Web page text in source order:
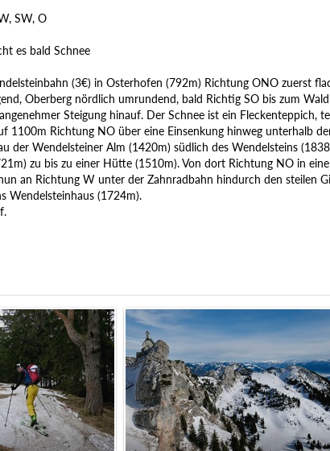
SW, O
es bald Schnee
(3€) in Osterhofen (792m) Richtung ONO zuerst
Oberberg nördlich umrundend, bald Richtig SO bis zum
Steigung hinauf. Der Schnee ist ein Fleckenteppich,
1100m Richtung NO über eine Einsenkung hinweg unterhalb
der Wendelsteiner Alm (1420m) südlich des Wendelsteins
zu bis zu einer Hütte (1510m). Von dort Richtung NO in
an Richtung W unter der Zahnradbahn hindurch den steilen
Wendelsteinhaus (1724m).